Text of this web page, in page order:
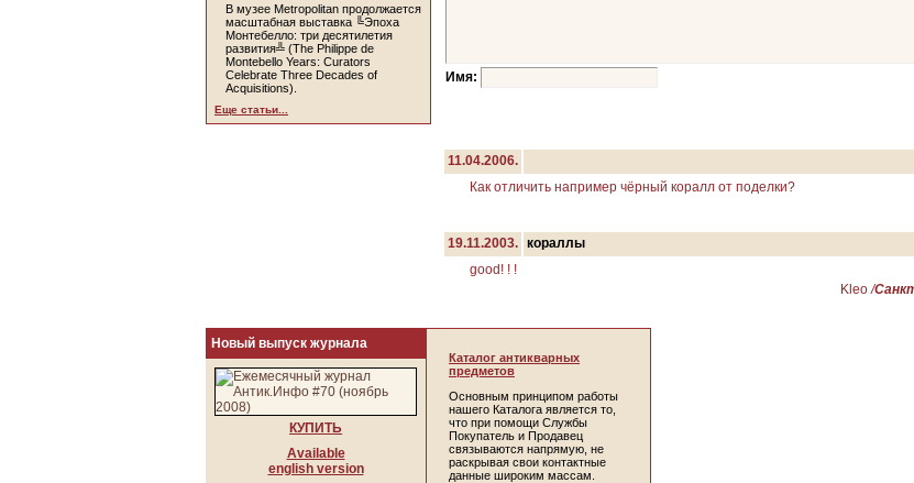
В музее Metropolitan продолжается
масштабная выставка ╚Эпоха
Монтебелло: три десятилетия
развития╩ (The Philippe de
Montebello Years: Curators
Celebrate Three Decades of
Acquisitions).
Еще статьи...
Имя:
11.04.2006.
Как отличить например чёрный коралл от поделки?
19.11.2003. кораллы
good! ! !
Kleo/
Новый выпуск журнала
КУПИТЬ
Available
english version
Каталог антикварных
предметов
Основным принципом работы
нашего Каталога является то,
что при помощи Службы
Покупатель и Продавец
связываются напрямую, не
раскрывая свои контактные
данные широким массам.